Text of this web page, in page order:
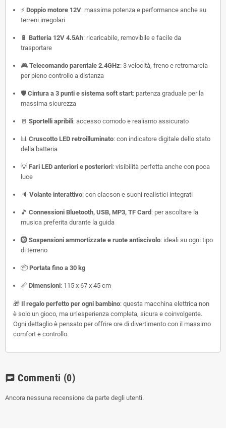
⚡ Doppio motore 12V: massima potenza e performance anche su
terreni irregolari
🔋 Batteria 12V 4.5Ah: ricaricabile, removibile e facile da
trasportare
🎮 Telecomando parentale 2.4GHz: 3 velocità, freno e retromarcia
per pieno controllo a distanza
🛡️ Cintura a 3 punti e sistema soft start: partenza graduale per la
massima sicurezza
🚪 Sportelli apribili: accesso comodo e realismo assicurato
📊 Cruscotto LED retroilluminato: con indicatore digitale dello stato
della batteria
💡 Fari LED anteriori e posteriori: visibilità perfetta anche con poca
luce
🔈 Volante interattivo: con clacson e suoni realistici integrati
🎵 Connessioni Bluetooth, USB, MP3, TF Card: per ascoltare la
musica preferita durante la guida
🛞 Sospensioni ammortizzate e ruote antiscivolo: ideali su ogni tipo
di terreno
📦 Portata fino a 30 kg
📏 Dimensioni: 115 x 67 x 45 cm
🎁 Il regalo perfetto per ogni bambino: questa macchina elettrica non
è solo un gioco, ma un’esperienza completa, sicura e coinvolgente.
Ogni dettaglio è pensato per offrire ore di divertimento con il massimo
comfort e controllo.
chat Commenti (0)
Ancora nessuna recensione da parte degli utenti.